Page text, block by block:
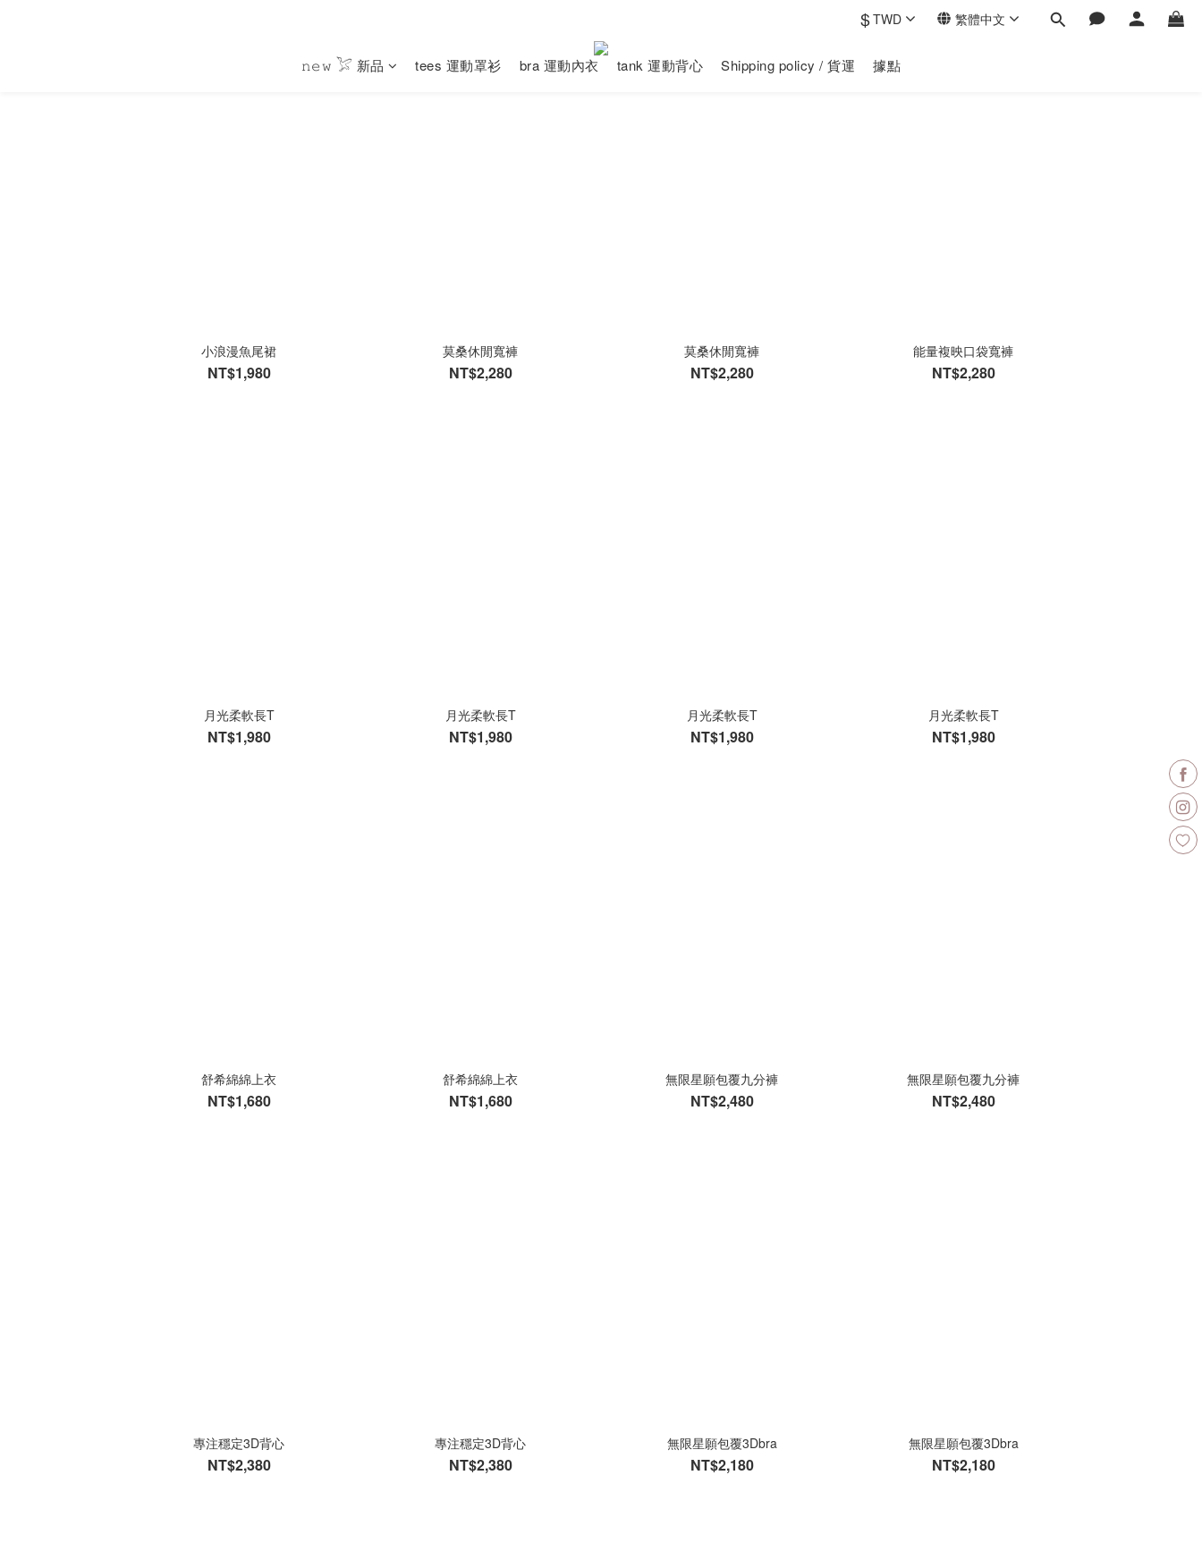
$TWD 繁體中文
𝚗𝚎𝚠 𓅯 新品 tees 運動罩衫 bra 運動內衣 tank 運動背心 Shipping policy / 貨運 據點
小浪漫魚尾裙
NT$1,980
莫桑休閒寬褲
NT$2,280
莫桑休閒寬褲
NT$2,280
能量複映口袋寬褲
NT$2,280
月光柔軟長T
NT$1,980
月光柔軟長T
NT$1,980
月光柔軟長T
NT$1,980
月光柔軟長T
NT$1,980
舒希綿綿上衣
NT$1,680
舒希綿綿上衣
NT$1,680
無限星願包覆九分褲
NT$2,480
無限星願包覆九分褲
NT$2,480
專注穩定3D背心
NT$2,380
專注穩定3D背心
NT$2,380
無限星願包覆3Dbra
NT$2,180
無限星願包覆3Dbra
NT$2,180